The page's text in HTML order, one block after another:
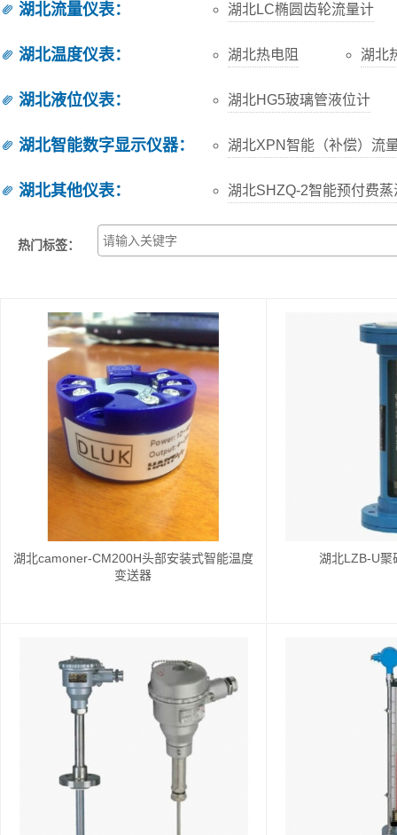
湖北流量仪表： 湖北LC椭圆齿轮流量计
湖北温度仪表： 湖北热电阻 湖北
湖北液位仪表： 湖北HG5玻璃管液位计
湖北智能数字显示仪器： 湖北XPN智能（补偿）流
湖北其他仪表： 湖北SHZQ-2智能预付费
热门标签：
湖北camoner-CM200H头部安装式智能温度
变送器
湖北LZB-U聚